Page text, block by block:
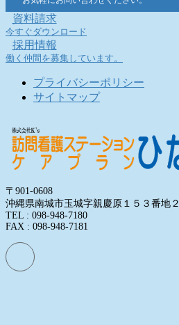
資料請求
今すぐダウンロード
採用情報
働く仲間を募集しています。
プライバシーポリシー
サイトマップ
〒901-0608
沖縄県南城市玉城字親慶原１５３番地２
TEL : 098-948-7180
FAX : 098-948-7181